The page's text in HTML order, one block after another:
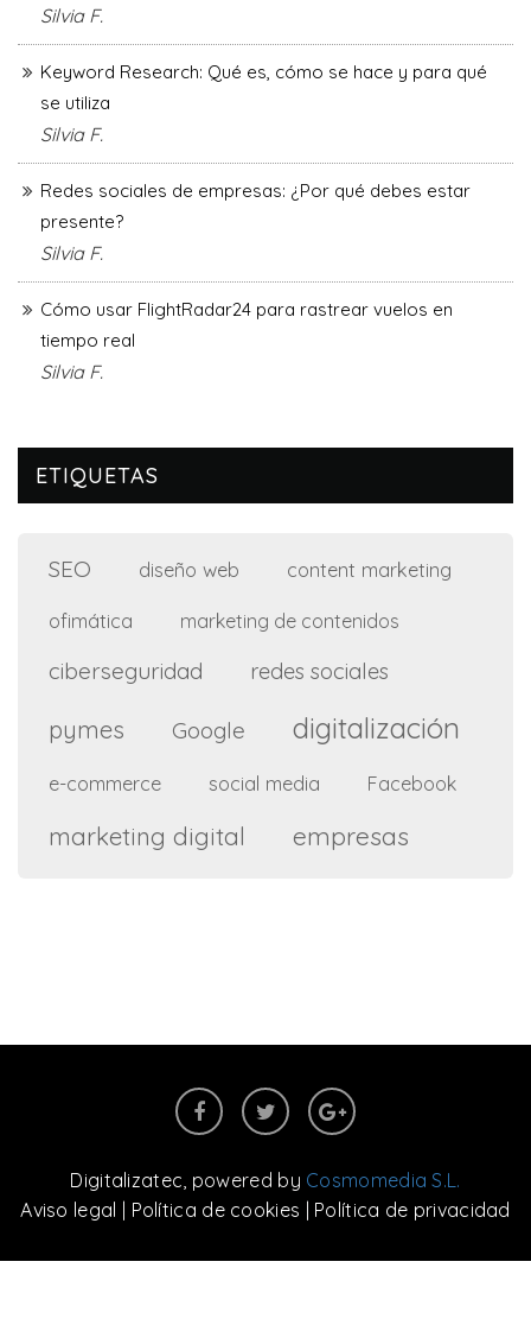
Silvia F.
Keyword Research: Qué es, cómo se hace y para qué
se utiliza
Silvia F.
Redes sociales de empresas: ¿Por qué debes estar
presente?
Silvia F.
Cómo usar FlightRadar24 para rastrear vuelos en
tiempo real
Silvia F.
ETIQUETAS
SEO diseño web content marketing
ofimática marketing de contenidos
ciberseguridad redes sociales
pymes Google digitalización
e-commerce social media Facebook
marketing digital empresas
Digitalizatec, powered by Cosmomedia S.L.
Aviso legal
Política de cookies Política de privacidad